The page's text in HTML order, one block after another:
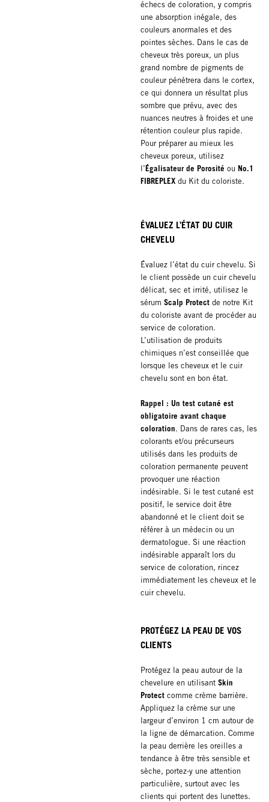
échecs de coloration, y compris
une absorption inégale, des
couleurs anormales et des
pointes sèches. Dans le cas de
cheveux très poreux, un plus
grand nombre de pigments de
couleur pénétrera dans le cortex,
ce qui donnera un résultat plus
sombre que prévu, avec des
nuances neutres à froides et une
rétention couleur plus rapide.
Pour préparer au mieux les
cheveux poreux, utilisez
l’Égalisateur de Porosité ou No.1
FIBREPLEX du Kit du coloriste.
ÉVALUEZ L’ÉTAT DU CUIR
CHEVELU
Évaluez l’état du cuir chevelu. Si
le client possède un cuir chevelu
délicat, sec et irrité, utilisez le
sérum Scalp Protect de notre Kit
du coloriste avant de procéder au
service de coloration.
L’utilisation de produits
chimiques n’est conseillée que
lorsque les cheveux et le cuir
chevelu sont en bon état.
Rappel : Un test cutané est
obligatoire avant chaque
coloration. Dans de rares cas, les
colorants et/ou précurseurs
utilisés dans les produits de
coloration permanente peuvent
provoquer une réaction
indésirable. Si le test cutané est
positif, le service doit être
abandonné et le client doit se
référer à un médecin ou un
dermatologue. Si une réaction
indésirable apparaît lors du
service de coloration, rincez
immédiatement les cheveux et le
cuir chevelu.
PROTÉGEZ LA PEAU DE VOS
CLIENTS
Protégez la peau autour de la
chevelure en utilisant Skin
Protect comme crème barrière.
Appliquez la crème sur une
largeur d’environ 1 cm autour de
la ligne de démarcation. Comme
la peau derrière les oreilles a
tendance à être très sensible et
sèche, portez-y une attention
particulière, surtout avec les
clients qui portent des lunettes.